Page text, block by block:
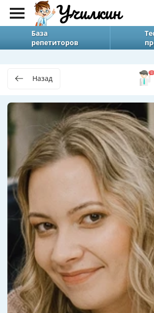
База
репетиторов
Назад